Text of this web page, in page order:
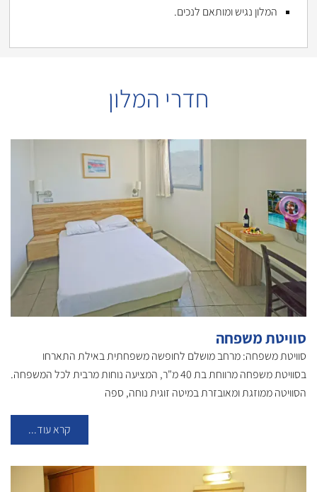
המלון נגיש ומותאם לנכים.
חדרי המלון
סוויטת משפחה
סוויטת משפחה: מרחב מושלם לחופשה משפחתית באילת התארחו
בסוויטת משפחה מרווחת בת 40 מ"ר, המציעה נוחות מרבית לכל המשפחה.
הסוויטה ממוזגת ומאובזרת במיטה זוגית נוחה, ספה
קרא עוד...